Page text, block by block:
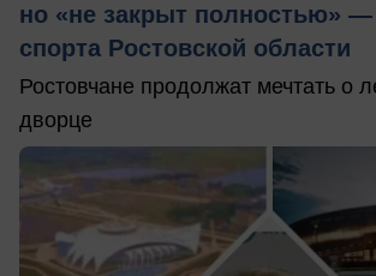
но «не закрыт полностью»
спорта Ростовской области
Ростовчане продолжат мечтать о
дворце